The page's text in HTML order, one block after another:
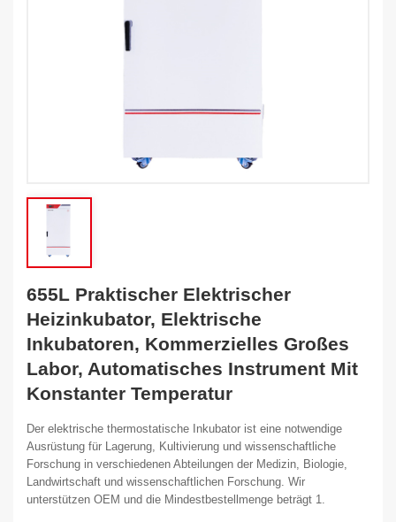
655L Praktischer Elektrischer
Heizinkubator, Elektrische
Inkubatoren, Kommerzielles Großes
Labor, Automatisches Instrument Mit
Konstanter Temperatur
Der elektrische thermostatische Inkubator ist eine notwendige
Ausrüstung für Lagerung, Kultivierung und wissenschaftliche
Forschung in verschiedenen Abteilungen der Medizin, Biologie,
Landwirtschaft und wissenschaftlichen Forschung. Wir
unterstützen OEM und die Mindestbestellmenge beträgt 1.